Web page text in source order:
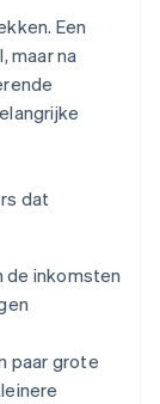
Een
maar na
dat
de inkomsten
paar grote